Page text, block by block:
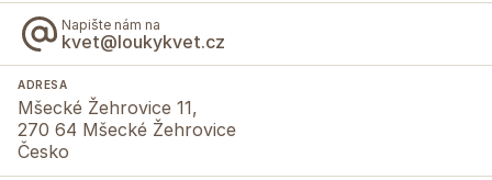
Napište nám na
kvet@loukykvet.cz
ADRESA
Mšecké Žehrovice 11,
270 64 Mšecké Žehrovice
Česko